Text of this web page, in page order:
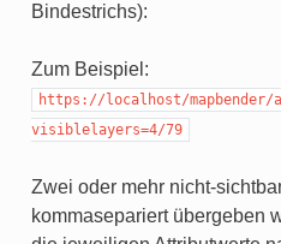
Bindestrichs):
Zum Beispiel:
https://localhost/mapbender/
visiblelayers=4/79
Zwei oder mehr nicht-
kommasepariert übergeben